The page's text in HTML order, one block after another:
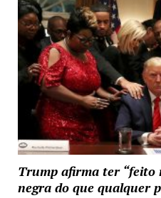
Trump afirma ter “feito
negra do que qualquer